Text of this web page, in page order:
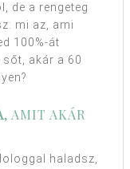
de a rengeteg
mi az, ami
100%-át
sőt, akár a 60
, AMIT AKÁR
haladsz,